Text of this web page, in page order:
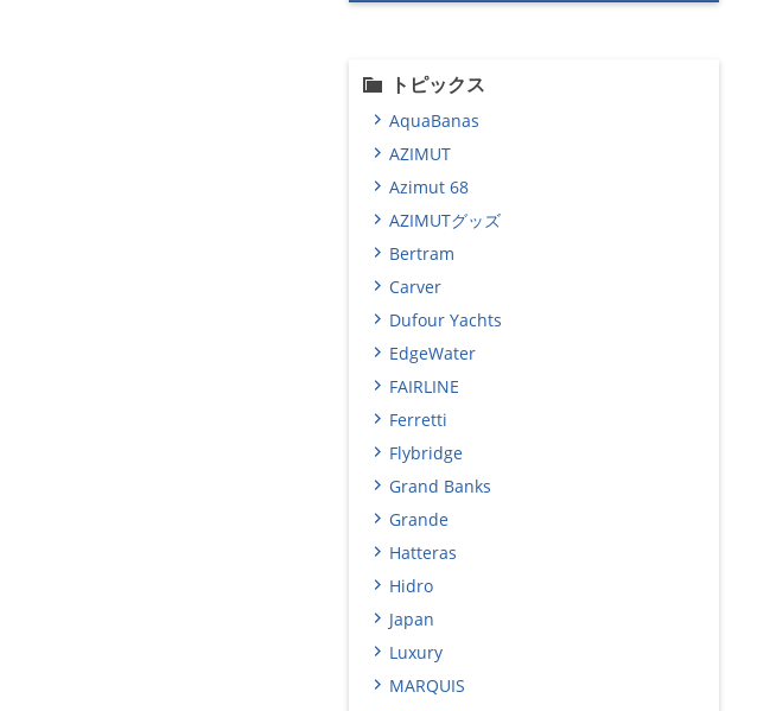
トピックス
AquaBanas
AZIMUT
Azimut 68
AZIMUTグッズ
Bertram
Carver
Dufour Yachts
EdgeWater
FAIRLINE
Ferretti
Flybridge
Grand Banks
Grande
Hatteras
Hidro
Japan
Luxury
MARQUIS